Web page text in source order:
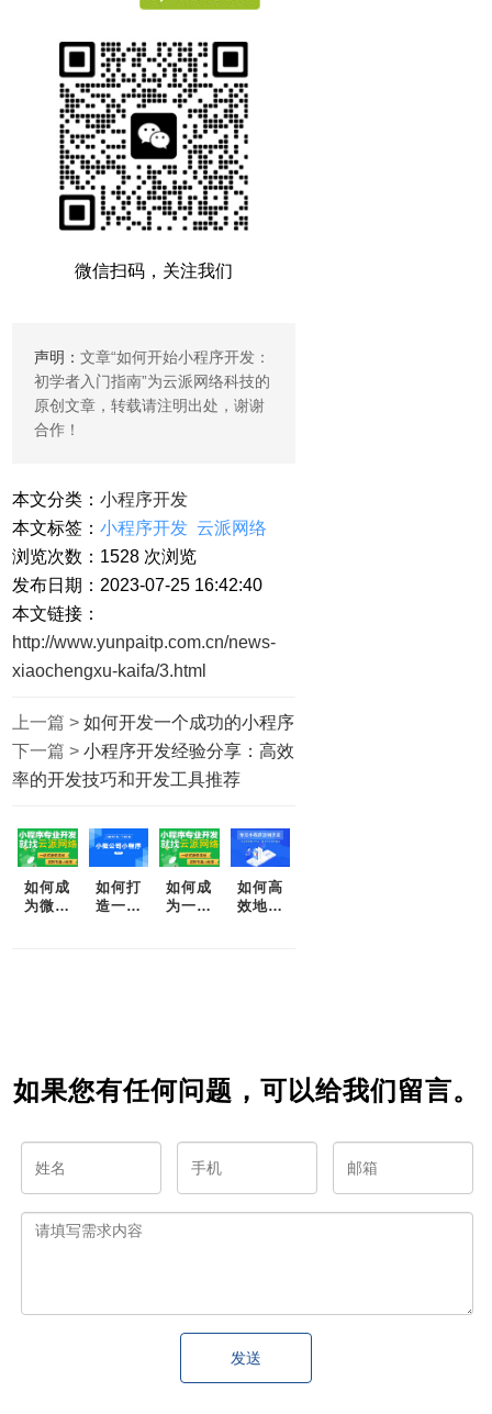
微信扫码，关注我们
声明：文章“如何开始小程序开发：
初学者入门指南”为云派网络科技的
原创文章，转载请注明出处，谢谢
合作！
本文分类：小程序开发
本文标签：小程序开发 云派网络
浏览次数： 1528 次浏览
发布日期：2023-07-25 16:42:40
本文链接：
http://www.yunpaitp.com.cn/news-
xiaochengxu-kaifa/3.html
上一篇 > 如何开发一个成功的小程序
下一篇 > 小程序开发经验分享：高效
率的开发技巧和开发工具推荐
如何成
为微信
如何打
造一款
如何成
为一名
如何高
效地开
如果您有任何问题，可以给我们留言。
发送